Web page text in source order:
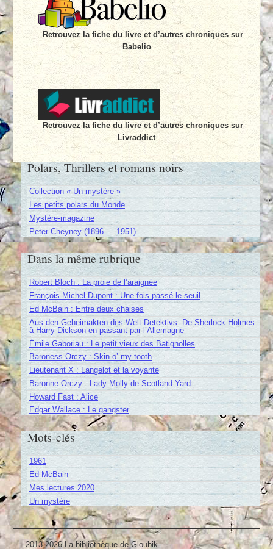
Retrouvez la fiche du livre et d’autres chroniques sur
Babelio
Retrouvez la fiche du livre et d’autres chroniques sur
Livraddict
Polars, Thrillers et romans noirs
Collection « Un mystère »
Les petits polars du Monde
Mystère-magazine
Peter Cheyney (1896 — 1951)
Dans la même rubrique
Robert Bloch : La proie de l’araignée
François-Michel Dupont : Une fois passé le seuil
Ed McBain : Entre deux chaises
Aus den Geheimakten des Welt-Detektivs. De Sherlock Holmes
à Harry Dickson en passant par l’Allemagne
Émile Gaboriau : Le petit vieux des Batignolles
Baroness Orczy : Skin o’ my tooth
Lieutenant X : Langelot et la voyante
Baronne Orczy : Lady Molly de Scotland Yard
Howard Fast : Alice
Edgar Wallace : Le gangster
Mots-clés
1961
Ed McBain
Mes lectures 2020
Un mystère
2013-2026 La bibliothèque de Gloubik